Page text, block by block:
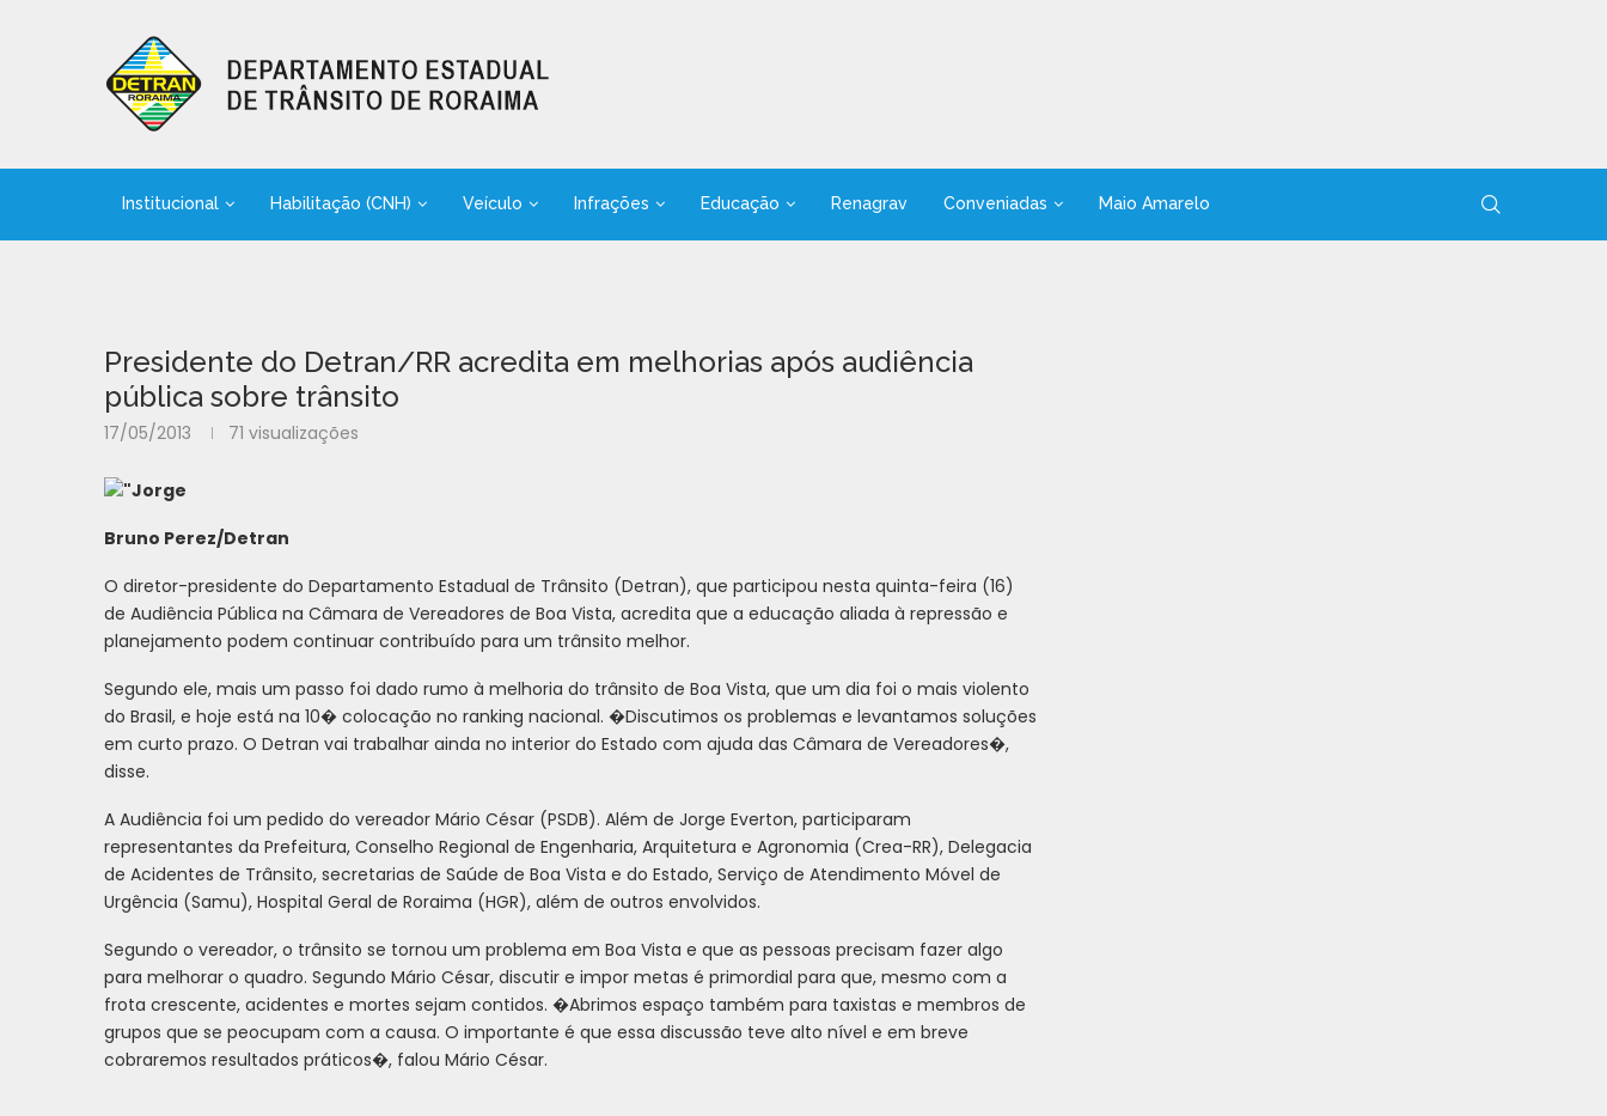
Institucional Habilitação (CNH) Veículo Infrações Educação Renagrav Conveniadas Maio Amarelo
Presidente do Detran/RR acredita em melhorias após audiência
pública sobre trânsito
17/05/2013 71 visualizações
Bruno Perez/Detran
O diretor-presidente do Departamento Estadual de Trânsito (Detran), que participou nesta quinta-feira (16)
de Audiência Pública na Câmara de Vereadores de Boa Vista, acredita que a educação aliada à repressão e
planejamento podem continuar contribuído para um trânsito melhor.
Segundo ele, mais um passo foi dado rumo à melhoria do trânsito de Boa Vista, que um dia foi o mais violento
do Brasil, e hoje está na 10� colocação no ranking nacional. �Discutimos os problemas e levantamos soluções
em curto prazo. O Detran vai trabalhar ainda no interior do Estado com ajuda das Câmara de Vereadores�,
disse.
A Audiência foi um pedido do vereador Mário César (PSDB). Além de Jorge Everton, participaram
representantes da Prefeitura, Conselho Regional de Engenharia, Arquitetura e Agronomia (Crea-RR), Delegacia
de Acidentes de Trânsito, secretarias de Saúde de Boa Vista e do Estado, Serviço de Atendimento Móvel de
Urgência (Samu), Hospital Geral de Roraima (HGR), além de outros envolvidos.
Segundo o vereador, o trânsito se tornou um problema em Boa Vista e que as pessoas precisam fazer algo
para melhorar o quadro. Segundo Mário César, discutir e impor metas é primordial para que, mesmo com a
frota crescente, acidentes e mortes sejam contidos. �Abrimos espaço também para taxistas e membros de
grupos que se peocupam com a causa. O importante é que essa discussão teve alto nível e em breve
cobraremos resultados práticos�, falou Mário César.